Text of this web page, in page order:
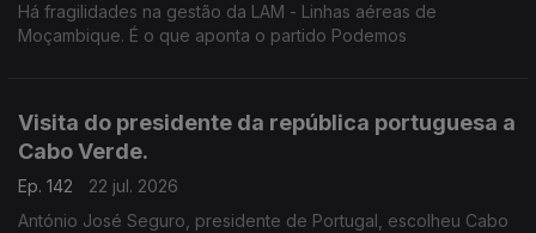
Há fragilidades na gestão da LAM - Linhas aéreas de
Moçambique. É o que aponta o partido Podemos
Visita do presidente da república portuguesa a
Cabo Verde.
Ep. 142
22 jul. 2026
António José Seguro, presidente de Portugal, escolheu Cabo